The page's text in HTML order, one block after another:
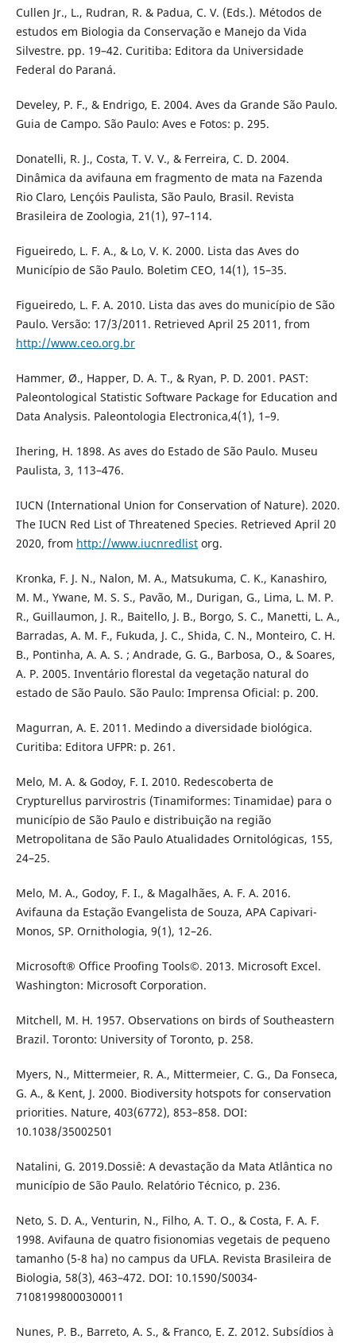
Cullen Jr., L., Rudran, R. & Padua, C. V. (Eds.). Métodos de
estudos em Biologia da Conservação e Manejo da Vida
Silvestre. pp. 19–42. Curitiba: Editora da Universidade
Federal do Paraná.
Develey, P. F., & Endrigo, E. 2004. Aves da Grande São Paulo.
Guia de Campo. São Paulo: Aves e Fotos: p. 295.
Donatelli, R. J., Costa, T. V. V., & Ferreira, C. D. 2004.
Dinâmica da avifauna em fragmento de mata na Fazenda
Rio Claro, Lençóis Paulista, São Paulo, Brasil. Revista
Brasileira de Zoologia, 21(1), 97–114.
Figueiredo, L. F. A., & Lo, V. K. 2000. Lista das Aves do
Município de São Paulo. Boletim CEO, 14(1), 15–35.
Figueiredo, L. F. A. 2010. Lista das aves do município de São
Paulo. Versão: 17/3/2011. Retrieved April 25 2011, from
http://www.ceo.org.br
Hammer, Ø., Happer, D. A. T., & Ryan, P. D. 2001. PAST:
Paleontological Statistic Software Package for Education and
Data Analysis. Paleontologia Electronica,4(1), 1–9.
Ihering, H. 1898. As aves do Estado de São Paulo. Museu
Paulista, 3, 113–476.
IUCN (International Union for Conservation of Nature). 2020.
The IUCN Red List of Threatened Species. Retrieved April 20
2020, from http://www.iucnredlistorg.
Kronka, F. J. N., Nalon, M. A., Matsukuma, C. K., Kanashiro,
M. M., Ywane, M. S. S., Pavão, M., Durigan, G., Lima, L. M. P.
R., Guillaumon, J. R., Baitello, J. B., Borgo, S. C., Manetti, L. A.,
Barradas, A. M. F., Fukuda, J. C., Shida, C. N., Monteiro, C. H.
B., Pontinha, A. A. S. ; Andrade, G. G., Barbosa, O., & Soares,
A. P. 2005. Inventário florestal da vegetação natural do
estado de São Paulo. São Paulo: Imprensa Oficial: p. 200.
Magurran, A. E. 2011. Medindo a diversidade biológica.
Curitiba: Editora UFPR: p. 261.
Melo, M. A. & Godoy, F. I. 2010. Redescoberta de
Crypturellus parvirostris (Tinamiformes: Tinamidae) para o
município de São Paulo e distribuição na região
Metropolitana de São Paulo Atualidades Ornitológicas, 155,
24–25.
Melo, M. A., Godoy, F. I., & Magalhães, A. F. A. 2016.
Avifauna da Estação Evangelista de Souza, APA Capivari-
Monos, SP. Ornithologia, 9(1), 12–26.
Microsoft® Office Proofing Tools©. 2013. Microsoft Excel.
Washington: Microsoft Corporation.
Mitchell, M. H. 1957. Observations on birds of Southeastern
Brazil. Toronto: University of Toronto, p. 258.
Myers, N., Mittermeier, R. A., Mittermeier, C. G., Da Fonseca,
G. A., & Kent, J. 2000. Biodiversity hotspots for conservation
priorities. Nature, 403(6772), 853–858. DOI:
10.1038/35002501
Natalini, G. 2019.Dossiê: A devastação da Mata Atlântica no
município de São Paulo. Relatório Técnico, p. 236.
Neto, S. D. A., Venturin, N., Filho, A. T. O., & Costa, F. A. F.
1998. Avifauna de quatro fisionomias vegetais de pequeno
tamanho (5-8 ha) no campus da UFLA. Revista Brasileira de
Biologia, 58(3), 463–472. DOI: 10.1590/S0034-
71081998000300011
Nunes, P. B., Barreto, A. S., & Franco, E. Z. 2012. Subsídios à